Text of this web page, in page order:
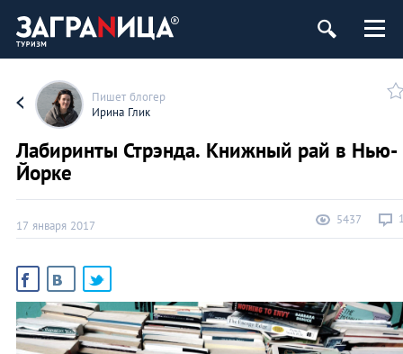
Пишет блогер
Ирина Глик
Лабиринты Стрэнда. Книжный рай в Нью-
Йорке
17 января 2017 5437